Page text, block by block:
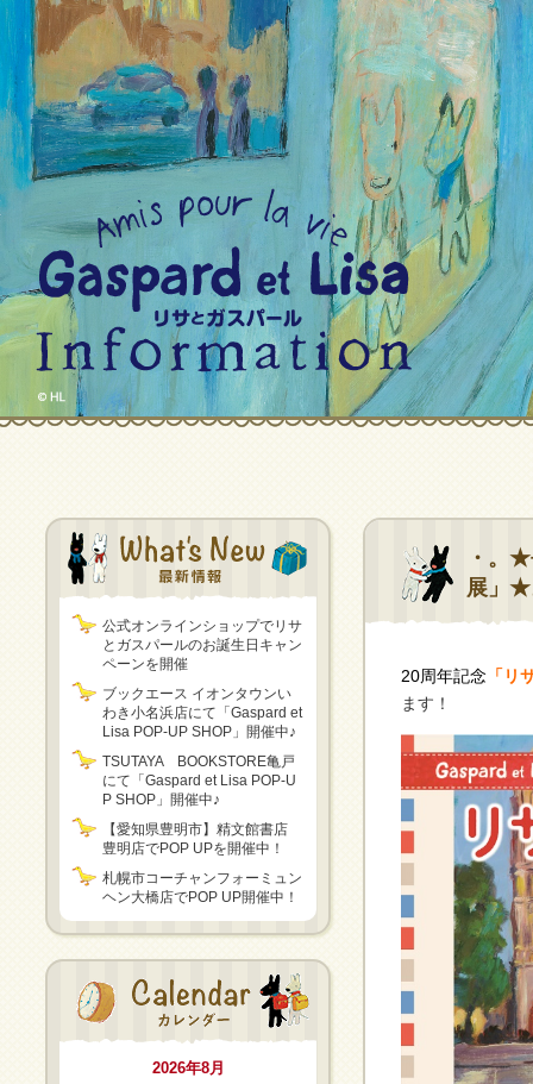
公式オンラインショップでリサ
とガスパールのお誕生日キャン
ペーンを開催
ブックエース イオンタウンい
わき小名浜店にて「Gaspard et
Lisa POP-UP SHOP」開催中♪
TSUTAYA BOOKSTORE亀戸
にて「Gaspard et Lisa POP-U
P SHOP」開催中♪
【愛知県豊明市】精文館書店
豊明店でPOP UPを開催中！
札幌市コーチャンフォーミュン
ヘン大橋店でPOP UP開催中！
2026年8月
・。
展」★
20周年記念 「リ
ます！